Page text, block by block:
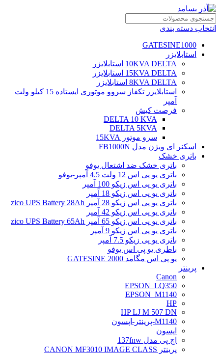
انتخاب دسته بندی
GATESINE1000
استابلایزر
10KVA DELTA استابلایزر
15KVA DELTA استابلایزر
8KVA DELTA استابلایزر
استابلایزر تکفاز سروو موتوری ایستاده 15 کیلو ولت
آمپر
فرصت کیش
DELTA 10 KVA
DELTA 5KVA
سرو موتور 15KVA
اسکنر ای ویژن مدل FB1000N
باتری خشک
باتری خشک ضد اشتعال یوفو
باتری یو پی اس 12 ولت 4.5 آمپر-یوفو
باتری یو پی اس زیکو 100 آمپر
باتری یو پی اس زیکو 18 آمپر
باتری یو پی اس زیکو 28 آمپر zico UPS Battery 28Ah
باتری یو پی اس زیکو 42 آمپر
باتری یو پی اس زیکو 65 آمپر zico UPS Battery 65Ah
باتری یو پی اس زیکو 9 آمپر
باتری یو پی زیکو 7.5 آمپر
باطری یو پی اس یوفو
یو پی اس مگامد GATESINE 2000
پرینتر
Canon
EPSON_LQ350
EPSON_M1140
HP
HP LJ M 507 DN
M1140-پرینتر-اپسون
اپسون
اچ پی مدل 137fnw
پرینتر CANON MF3010 IMAGE CLASS